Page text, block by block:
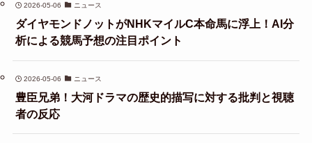
2026-05-06 ニュース
ダイヤモンドノットがNHKマイルC本命馬に浮上！AI分
析による競馬予想の注目ポイント
2026-05-06 ニュース
豊臣兄弟！大河ドラマの歴史的描写に対する批判と視聴
者の反応